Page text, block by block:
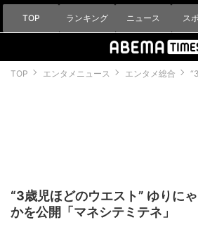
TOP ランキング ニュース ス
TOP エンタメニュース エンタメ総合
“3歳児ほどのウエスト” ゆりに
かを公開「マネシテミテネ」